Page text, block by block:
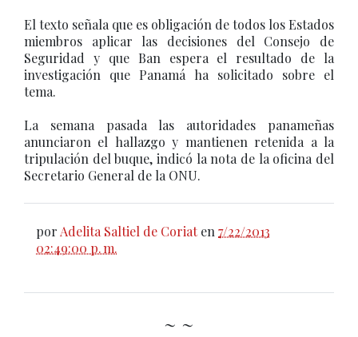
El texto señala que es obligación de todos los Estados
miembros aplicar las decisiones del Consejo de
Seguridad y que Ban espera el resultado de la
investigación que Panamá ha solicitado sobre el
tema.
La semana pasada las autoridades panameñas
anunciaron el hallazgo y mantienen retenida a la
tripulación del buque, indicó la nota de la oficina del
Secretario General de la ONU.
por Adelita Saltiel de Coriat en 7/22/2013
02:49:00 p. m.
~ ~